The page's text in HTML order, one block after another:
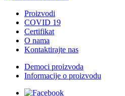
Proizvodi
COVID 19
Certifikat
O nama
Kontaktirajte nas
Democi proizvoda
Informacije o proizvodu